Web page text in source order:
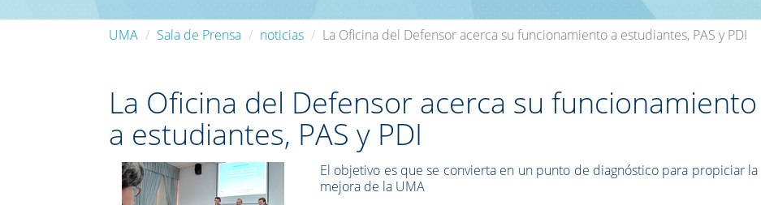
UMA Sala de Prensa noticias La Oficina del Defensor acerca su funcionamiento a estudiantes, PAS y PDI
La Oficina del Defensor acerca su funcionamiento
a estudiantes, PAS y PDI
El objetivo es que se convierta en un punto de diagnóstico para propiciar la
mejora de la UMA